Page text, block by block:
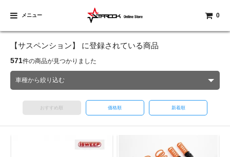
メニュー 0
【サスペンション】 に登録されている商品
571件の商品が見つかりました
おすすめ順 価格順 新着順